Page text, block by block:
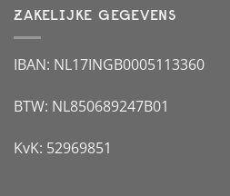
ZAKELIJKE GEGEVENS
IBAN: NL17INGB0005113360
BTW: NL850689247B01
KvK: 52969851